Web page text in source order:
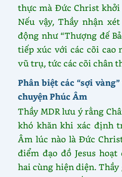
thực mà Đức Christ
Nếu vậy, Thầy nhận
động như “Thượng đế
tiếp xúc với các cõi cao
vũ trụ, tức các cõi chân
Phân biệt các “sợi
chuyện Phúc Âm
Thầy MDR lưu ý rằng
khó khăn khi xác định
Âm lúc nào là Đức
điểm đạo đồ Jesus
hai cùng hiện diện. Thầy